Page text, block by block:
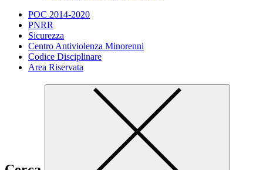
POC 2014-2020
PNRR
Sicurezza
Centro Antiviolenza Minorenni
Codice Disciplinare
Area Riservata